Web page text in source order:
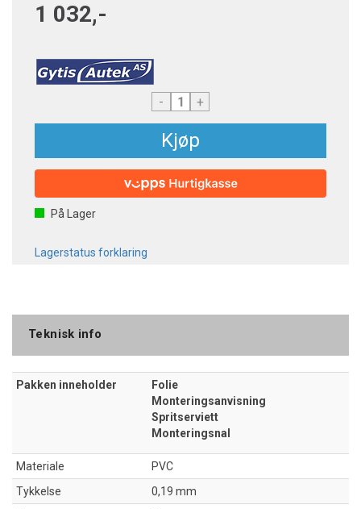
1 032,-
- +
Kjøp
På Lager
Lagerstatus forklaring
Teknisk info
Pakken inneholder
Folie
Monteringsanvisning
Spritserviett
Monteringsnal
Materiale
PVC
Tykkelse
0,19 mm